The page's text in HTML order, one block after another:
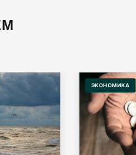
ЭКОНОМИКА